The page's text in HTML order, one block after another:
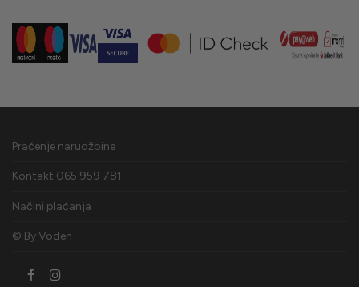
Praćenje narudžbine
Kontakt 065 959 781
Načini plaćanja
© ByVoden